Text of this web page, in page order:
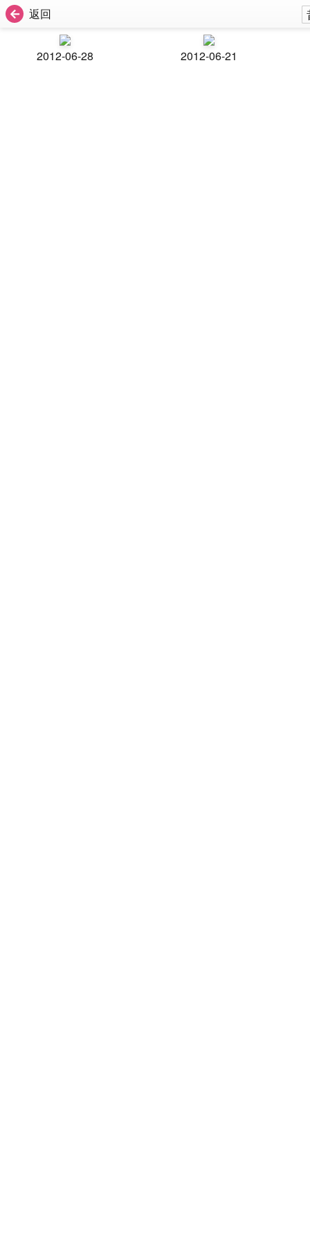
返回
2012-06-28 2012-06-21